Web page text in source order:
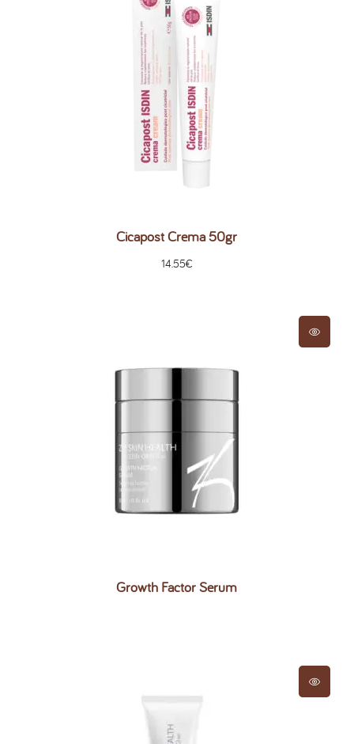
Cicapost Crema 50gr
14.55€
Growth Factor Serum